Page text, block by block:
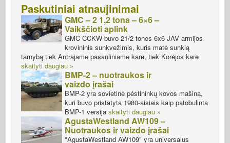
Paskutiniai atnaujinimai
GMC – 2 1,2 tona – 6×6 –
Vaikščioti aplink
GMC CCKW buvo 21/2 tonos 6x6 JAV armijos
krovininis sunkvežimis, kuris matė sunkią
tarnybą tiek Antrajame pasauliniame kare, tiek Korėjos kare
skaityti daugiau »
BMP-2 – nuotraukos ir
vaizdo įrašai
BMP-2 yra sovietinė pėstininkų kovos mašina,
kuri buvo pristatyta 1980-aisiais kaip patobulinta
BMP-1 versija skaityti daugiau »
AgustaWestland AW109 –
Nuotraukos ir vaizdo įrašai
"AgustaWestland AW109" yra universalus